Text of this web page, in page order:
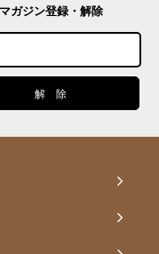
ガジン登録・解除